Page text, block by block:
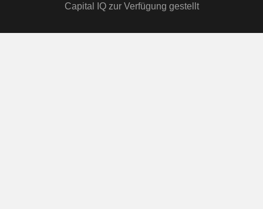
Capital IQ zur Verfügung gestellt